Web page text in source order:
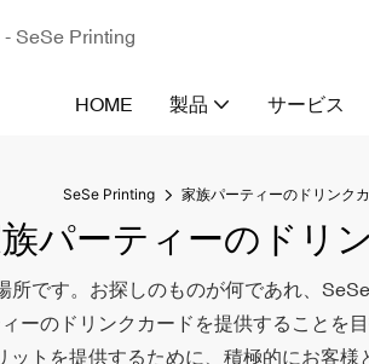
SeSe Printing
HOME 製品 サービス
SeSe Printing 家族パーティーのドリンク
パーティーのドリ
です。お探しのものが何であれ、
ーのドリンクカードを提供することを
ットを提供するために、積極的にお客様